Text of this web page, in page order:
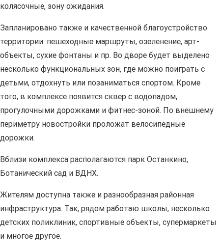
колясочные, зону ожидания.
Запланировано также и качественной благоустройство
территории: пешеходные маршруты, озеленение, арт-
объекты, сухие фонтаны и пр. Во дворе будет выделено
несколько функциональных зон, где можно поиграть с
детьми, отдохнуть или позаниматься спортом. Кроме
того, в комплексе появится сквер с водопадом,
прогулочными дорожками и фитнес-зоной. По внешнему
периметру новостройки проложат велосипедные
дорожки.
Вблизи комплекса располагаются парк Останкино,
Ботанический сад и ВДНХ.
Жителям доступна также и разнообразная районная
инфраструктура. Так, рядом работаю школы, несколько
детских поликлиник, спортивные объекты, супермаркеты
и многое другое.